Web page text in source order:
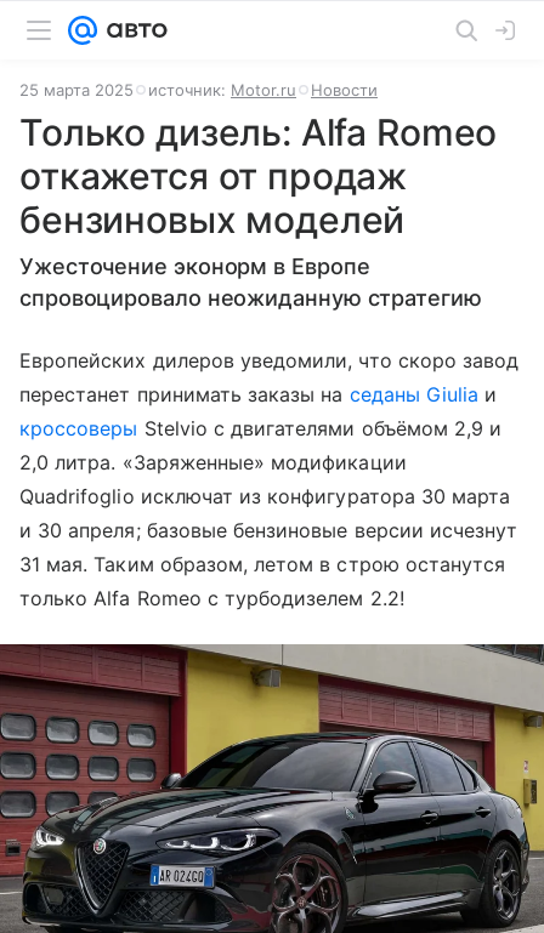
25 марта 2025 источник: Motor.ru Новости
Только дизель: Alfa Romeo
откажется от продаж
бензиновых моделей
Ужесточение эконорм в Европе
спровоцировало неожиданную стратегию
Европейских дилеров уведомили, что скоро завод
перестанет принимать заказы на седаны Giulia и
кроссоверы Stelvio с двигателями объёмом 2,9 и
2,0 литра. «Заряженные» модификации
Quadrifoglio исключат из конфигуратора 30 марта
и 30 апреля; базовые бензиновые версии исчезнут
31 мая. Таким образом, летом в строю останутся
только Alfa Romeo с турбодизелем 2.2!